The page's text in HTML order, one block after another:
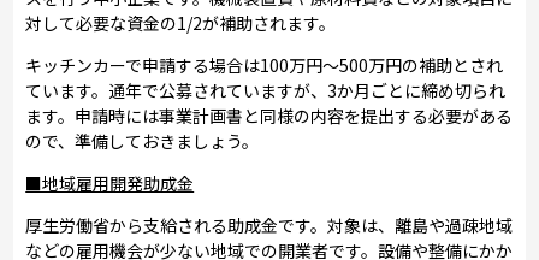
対して必要な資金の1/2が補助されます。
キッチンカーで申請する場合は100万円～500万円の補助とされ
ています。通年で公募されていますが、3か月ごとに締め切られ
ます。申請時には事業計画書と同様の内容を提出する必要がある
ので、準備しておきましょう。
■地域雇用開発助成金
厚生労働省から支給される助成金です。対象は、離島や過疎地域
などの雇用機会が少ない地域での開業者です。設備や整備にかか